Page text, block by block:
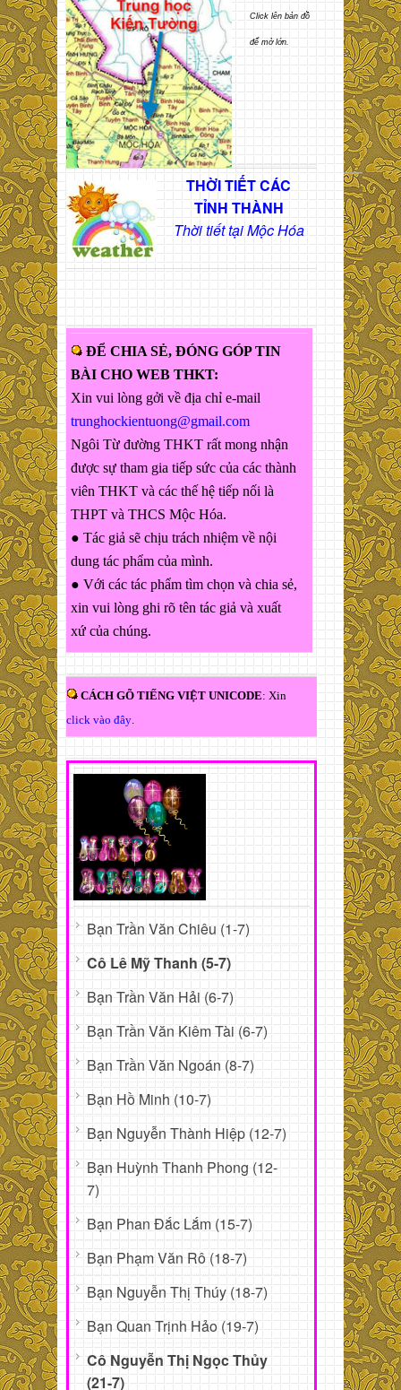
Click lên bản đồ
để mở lớn.
THỜI TIẾT CÁC
TỈNH THÀNH
Thời tiết tại Mộc Hóa
ĐỂ CHIA SẺ, ĐÓNG GÓP TIN
BÀI CHO WEB THKT:
Xin vui lòng gởi về địa chỉ e-mail
trunghockientuong@gmail.com
Ngôi Từ đường THKT rất mong nhận
được sự tham gia tiếp sức của các thành
viên THKT và các thế hệ tiếp nối là
THPT và THCS Mộc Hóa.
● Tác giả sẽ chịu trách nhiệm về nội
dung tác phẩm của mình.
● Với các tác phẩm tìm chọn và chia sẻ,
xin vui lòng ghi rõ tên tác giả và xuất
xứ của chúng.
CÁCH GÕ TIẾNG VIỆT UNICODE: Xin
click vào đây.
Bạn Trần Văn Chiêu (1-7)
Cô Lê Mỹ Thanh (5-7)
Bạn Trần Văn Hải (6-7)
Bạn Trần Văn Kiêm Tài (6-7)
Bạn Trần Văn Ngoán (8-7)
Bạn Hồ Minh (10-7)
Bạn Nguyễn Thành Hiệp (12-7)
Bạn Huỳnh Thanh Phong (12-
7)
Bạn Phan Đắc Lắm (15-7)
Bạn Phạm Văn Rô (18-7)
Bạn Nguyễn Thị Thúy (18-7)
Bạn Quan Trịnh Hảo (19-7)
Cô Nguyễn Thị Ngọc Thủy
(21-7)